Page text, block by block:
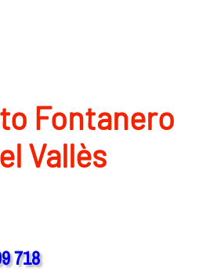
Fontanero
Vallès
718